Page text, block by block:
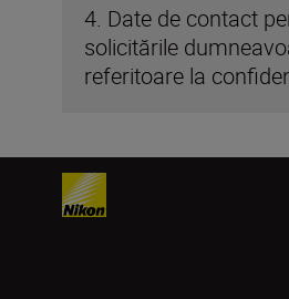
4. Date de contact
solicitările
referitoare la